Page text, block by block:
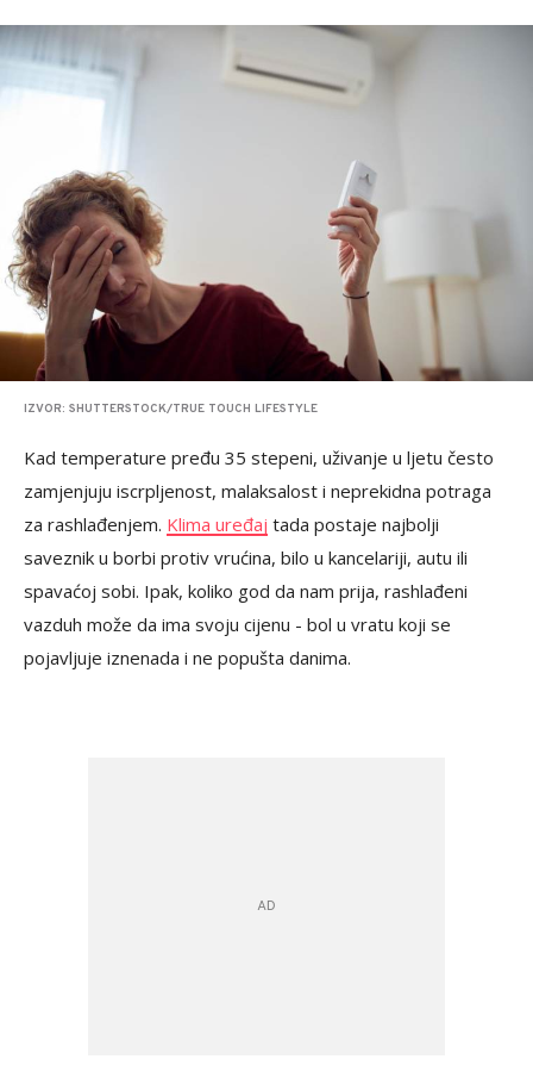
IZVOR: SHUTTERSTOCK/TRUE TOUCH LIFESTYLE
Kad temperature pređu 35 stepeni, uživanje u ljetu često
zamjenjuju iscrpljenost, malaksalost i neprekidna potraga
za rashlađenjem. Klima uređaj tada postaje najbolji
saveznik u borbi protiv vrućina, bilo u kancelariji, autu ili
spavaćoj sobi. Ipak, koliko god da nam prija, rashlađeni
vazduh može da ima svoju cijenu - bol u vratu koji se
pojavljuje iznenada i ne popušta danima.